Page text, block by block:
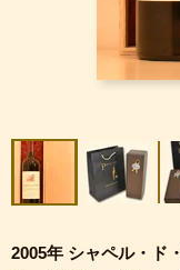
2005年 シャペル・ド